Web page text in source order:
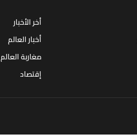
أخر الأخبار
أخبار العالم
مغاربة العالم
إقتصاد